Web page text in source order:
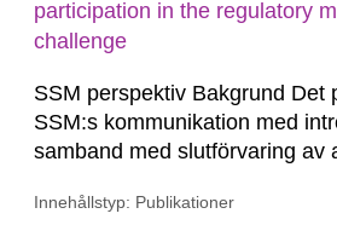
participation in the regulatory
challenge
SSM perspektiv Bakgrund Det
SSM:s kommunikation med
samband med slutförvaring av
legat på formella
Innehållstyp: Publikationer